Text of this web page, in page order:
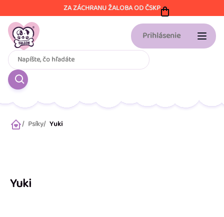
na
obsah
ZA ZÁCHRANU ŽALOBA OD ČSKP
Prihlásenie
DomovPsíky Yuki
Yuki